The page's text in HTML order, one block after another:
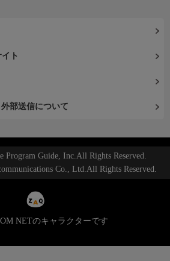
ト
部送信について
Guide, Inc.All Rights Reserved.
Co., Ltd.All Rights Reserved.
NETのキャラクターです